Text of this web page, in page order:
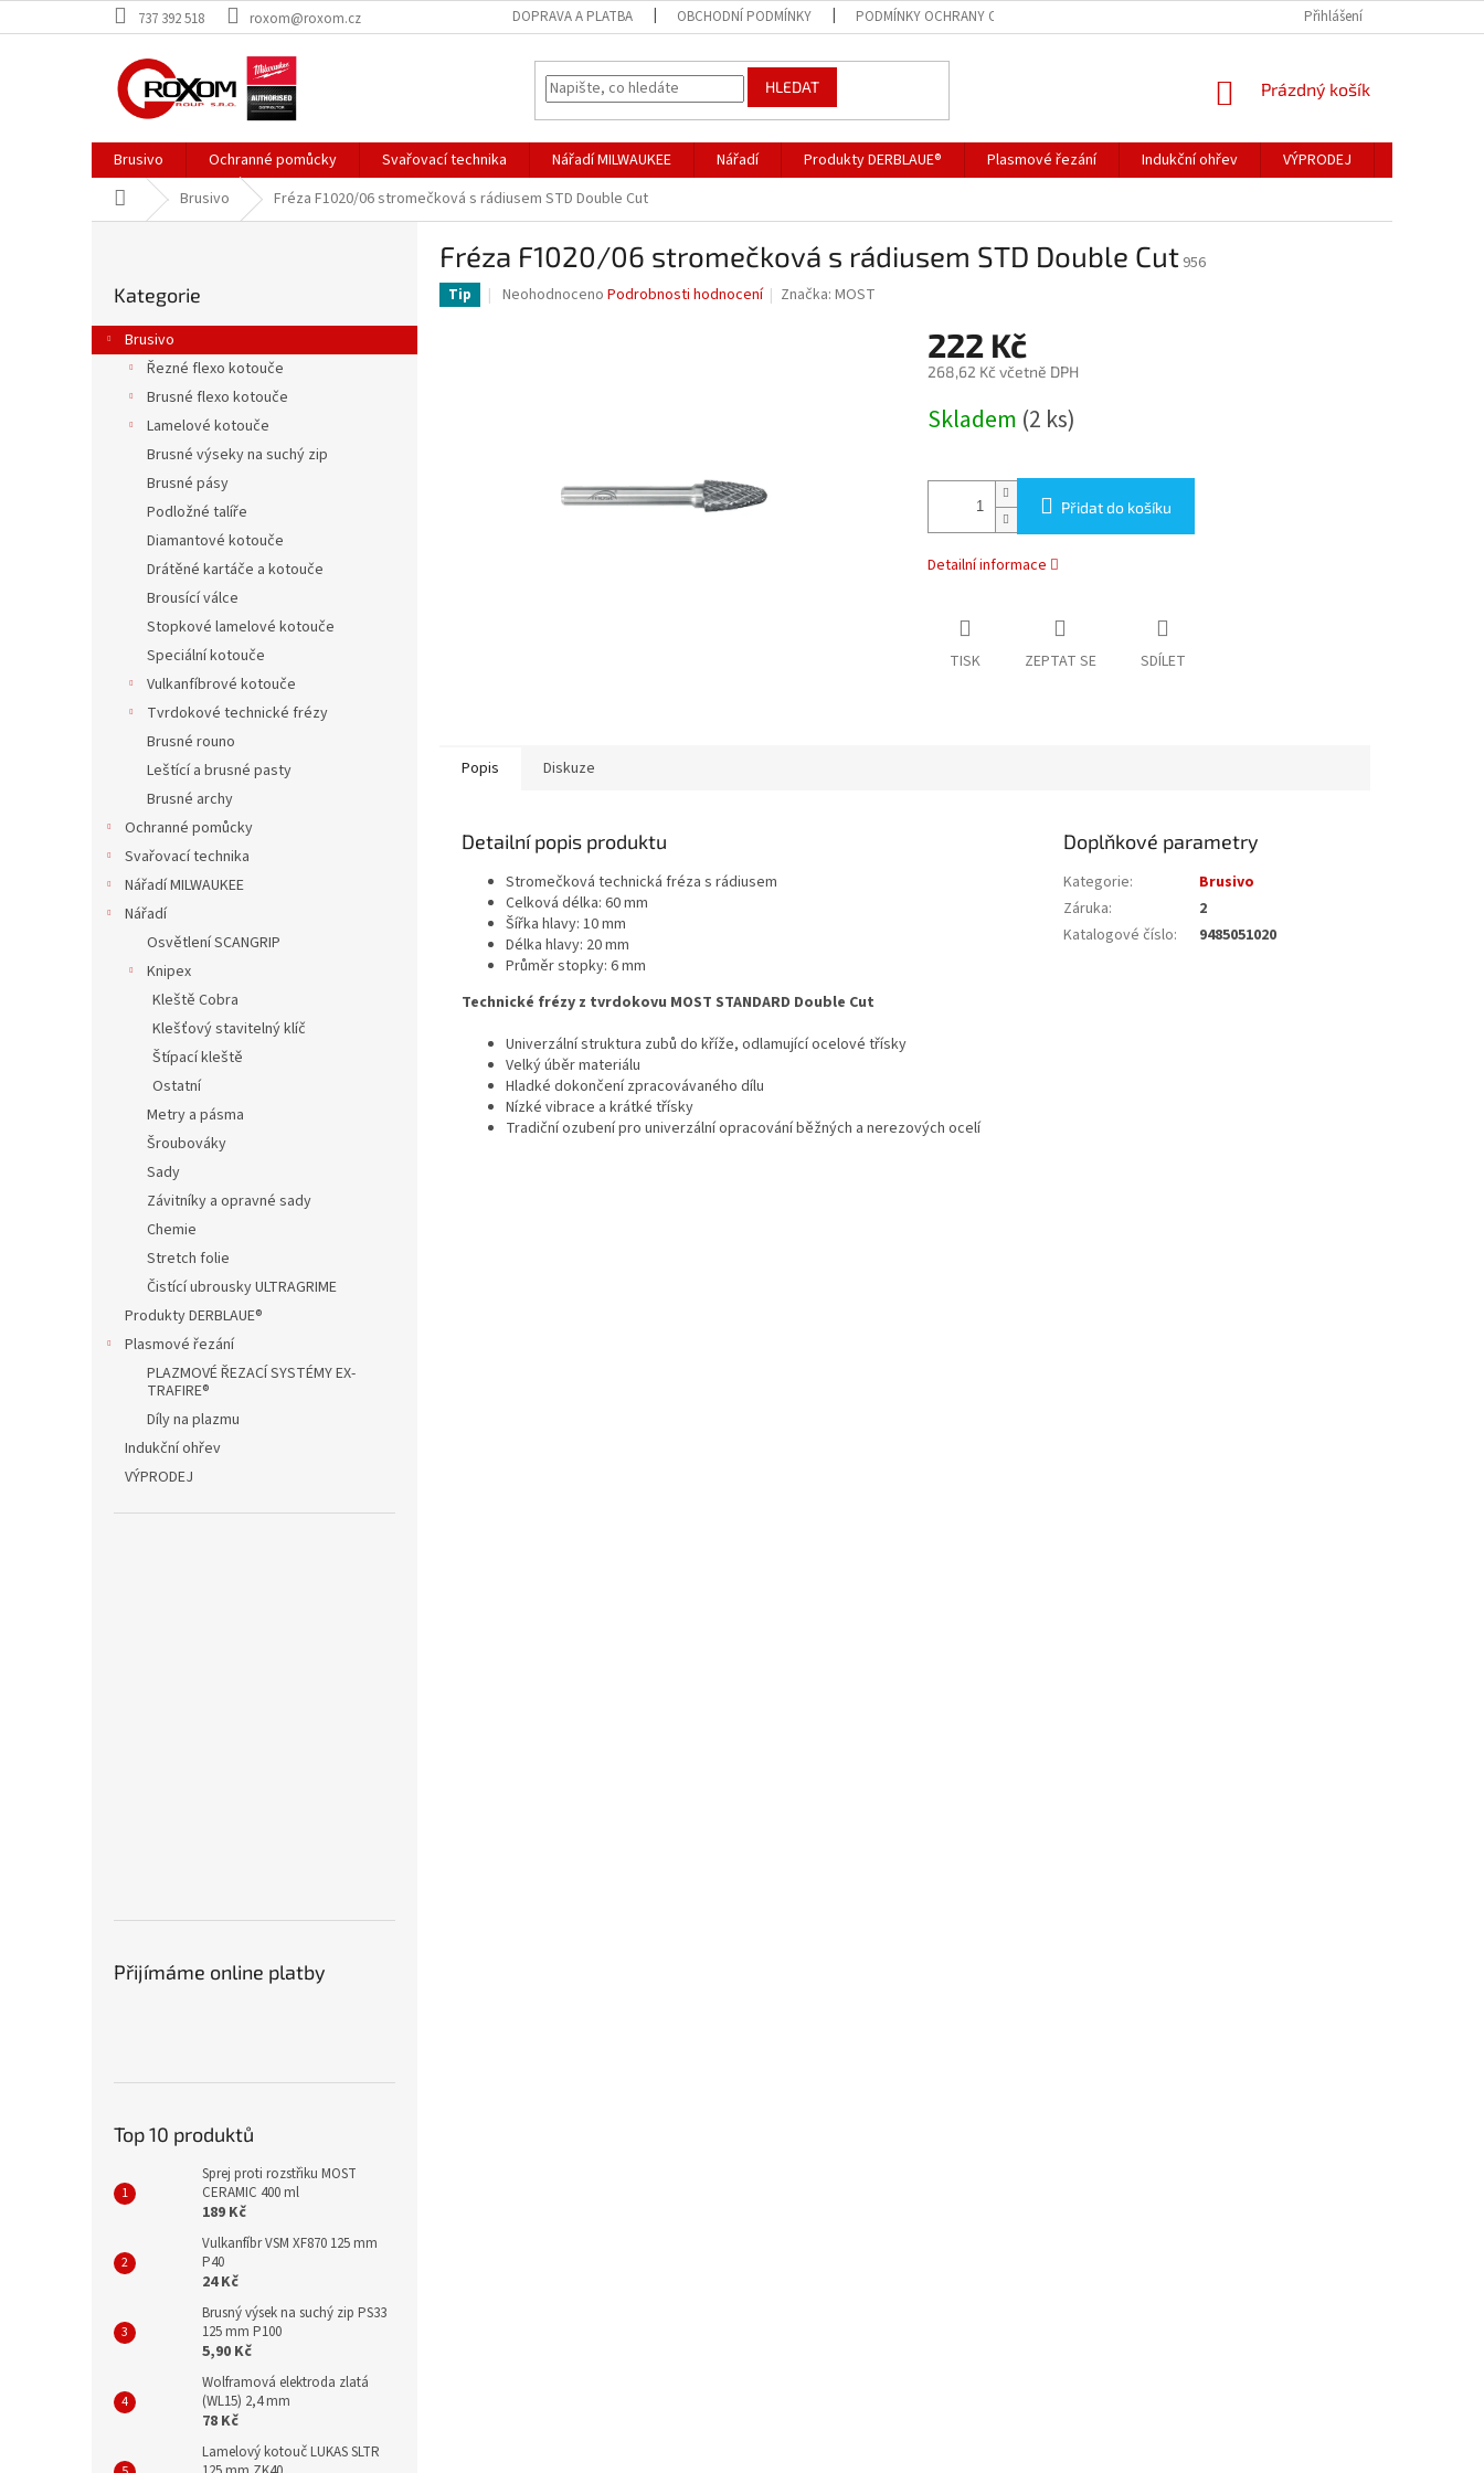
na
737 392 518 roxom@roxom.cz DOPRAVA A PLATBA OBCHODNÍ PODMÍNKY PODMÍNKY OCHRANY OSOBNÍCH ÚDAJŮ Přihlášení
HLEDAT
NÁKUPNÍ
Prázdný košík
Brusivo Ochranné pomůcky Svařovací technika Nářadí MILWAUKEE Nářadí Produkty DERBLAUE® Plasmové řezání Indukční ohřev VÝPRODEJ
Domů Brusivo Fréza F1020/06 stromečková s rádiusem STD Double Cut
r
a
kategorie
Kategorie
Brusivo
Řezné flexo kotouče
Brusné flexo kotouče
Lamelové kotouče
Brusné výseky na suchý zip
Brusné pásy
Podložné talíře
Diamantové kotouče
Drátěné kartáče a kotouče
Brousící válce
Stopkové lamelové kotouče
Speciální kotouče
Vulkanfíbrové kotouče
Tvrdokové technické frézy
Brusné rouno
Leštící a brusné pasty
Brusné archy
Ochranné pomůcky
Svařovací technika
Nářadí MILWAUKEE
Nářadí
Osvětlení SCANGRIP
Knipex
Kleště Cobra
Klešťový stavitelný klíč
Štípací kleště
Ostatní
Metry a pásma
Šroubováky
Sady
Závitníky a opravné sady
Chemie
Stretch folie
Čistící ubrousky ULTRAGRIME
Produkty DERBLAUE®
Plasmové řezání
PLAZMOVÉ ŘEZACÍ SYSTÉMY EX-
TRAFIRE®
Díly na plazmu
Indukční ohřev
VÝPRODEJ
Přijímáme online platby
Top 10 produktů
Sprej proti rozstřiku MOST
CERAMIC 400 ml
189 Kč
Vulkanfíbr VSM XF870 125 mm
P40
24 Kč
Brusný výsek na suchý zip PS33
125 mm P100
5,90 Kč
Wolframová elektroda zlatá
(WL15) 2,4 mm
78 Kč
Lamelový kotouč LUKAS SLTR
Fréza F1020/06 stromečková s rádiusem STD Double Cut 956
Tip
Průměrné
Neohodnoceno Podrobnosti hodnocení Značka:MOST
222 Kč
268,62 Kč včetně DPH
cena:
Skladem (2 ks)
Přidat do košíku
Detailní informace
TISK ZEPTAT SE SDÍLET
Popis Diskuze
Detailní popis produktu
Stromečková technická fréza s rádiusem
Celková délka: 60 mm
Šířka hlavy: 10 mm
Délka hlavy: 20 mm
Průměr stopky: 6 mm
Technické frézy z tvrdokovu MOST STANDARD Double Cut
Univerzální struktura zubů do kříže, odlamující ocelové třísky
Velký úběr materiálu
Hladké dokončení zpracovávaného dílu
Nízké vibrace a krátké třísky
Tradiční ozubení pro univerzální opracování běžných a nerezových ocelí
Doplňkové parametry
Kategorie:
Brusivo
Záruka:
2
Katalogové číslo: 9485051020